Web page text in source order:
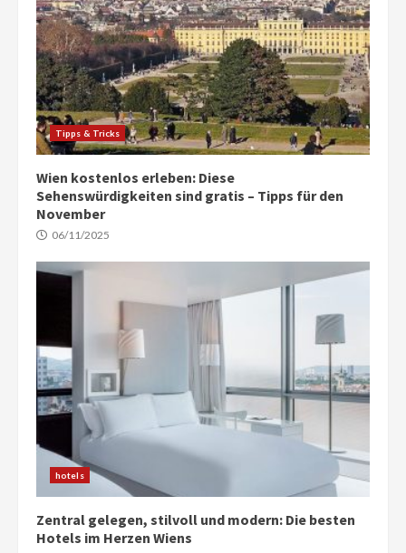
Tipps & Tricks
Wien kostenlos erleben: Diese
Sehenswürdigkeiten sind gratis – Tipps für den
November
06/11/2025
hotels
Zentral gelegen, stilvoll und modern: Die besten
Hotels im Herzen Wiens